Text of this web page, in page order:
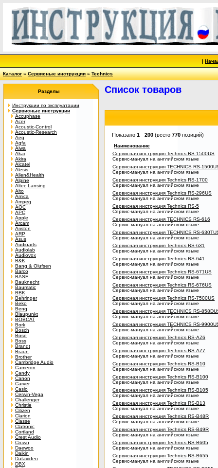
|
Каталог»Сервисные инструкции»Technics
Разделы
Инструкции по эксплуатации
Сервисные инструкции
Accuphase
Acer
Acoustic-Control
Acoustic-Research
Aeg
Agfa
Aiwa
Akai
Akira
Alcatel
Alesis
Allen&Health
Alpine
Altec Lansing
Alto
Amica
Ampeg
AOC
APC
Apple
Arcam
Ariston
ARP
Asus
Audioarts
Audiolab
Audiovox
B&K
Bang & Olufsen
Barco
BASF
Bauknecht
Baumatic
BBK
Behringer
Beko
Benq
Blaupunkt
BOBCAT
Bork
Bosch
Bose
Boss
Brandt
Braun
Brother
Cambridge Audio
Cameron
Candy
Canon
Carver
Casio
Cerwin-Vega
Challenger
Christie
Citizen
Clarion
Classe
Clatronic
Cortland
Crest Audio
Crown
Daewoo
Daikin
Datavideo
DBX
Список товаров
Показано 1 - 200 (всего 770 позиций)
Наименование
Сервисная инструкция Technics RS-1500US
Сервис-мануал на английском языке
Сервисная инструкция TECHNICS RS-
Сервис-мануал на английском языке
Сервисная инструкция Technics RS-1700
Сервис-мануал на английском языке
Сервисная инструкция Technics RS-296US
Сервис-мануал на английском языке
Сервисная инструкция Technics RS-5
Сервис-мануал на английском языке
Сервисная инструкция TECHNICS RS-616
Сервис-мануал на английском языке
Сервисная инструкция TECHNICS RS-
Сервис-мануал на английском языке
Сервисная инструкция Technics RS-631
Сервис-мануал на английском языке
Сервисная инструкция Technics RS-641
Сервис-мануал на английском языке
Сервисная инструкция Technics RS-671US
Сервис-мануал на английском языке
Сервисная инструкция Technics RS-676US
Сервис-мануал на английском языке
Сервисная инструкция Technics RS-7500US
Сервис-мануал на английском языке
Сервисная инструкция TECHNICS RS-
Сервис-мануал на английском языке
Сервисная инструкция TECHNICS RS-
Сервис-мануал на английском языке
Сервисная инструкция Technics RS-AZ6
Сервис-мануал на английском языке
Сервисная инструкция Technics RS-AZ7
Сервис-мануал на английском языке
Сервисная инструкция Technics RS-B10
Сервис-мануал на английском языке
Сервисная инструкция Technics RS-B100
Сервис-мануал на английском языке
Сервисная инструкция Technics RS-B105
Сервис-мануал на английском языке
Сервисная инструкция Technics RS-B13
Сервис-мануал на английском языке
Сервисная инструкция Technics RS-B48R
Сервис-мануал на английском языке
Сервисная инструкция Technics RS-B49R
Сервис-мануал на английском языке
Сервисная инструкция Technics RS-B605
Сервис-мануал на английском языке
Сервисная инструкция Technics RS-B655
Сервис-мануал на английском языке